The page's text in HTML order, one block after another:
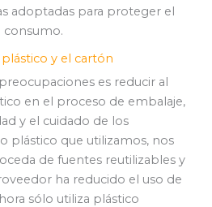
adoptadas para proteger el
consumo.
y el cartón
es reducir al
en el proceso de embalaje,
y el cuidado de los
plástico que utilizamos, nos
de fuentes reutilizables y
ha reducido el uso de
sólo utiliza plástico